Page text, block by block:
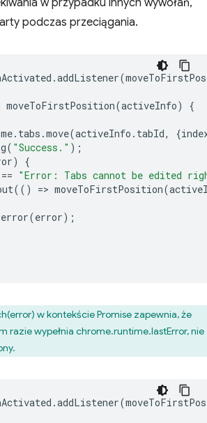
w przypadku innych wywołań,
podczas przeciągania.
.addListener(
moveToFirstPosition(activeInfo)
{
. tabs .move(activeInfo . tabId, {
( "Success." );
)
{
== "Error: Tabs cannot be edited
(() => moveToFirstPosition(
error(error);
w kontekście Promise zapewnia, że
razie wypełnia chrome.runtime.lastError, nie
.addListener(